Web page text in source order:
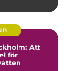
Att
för